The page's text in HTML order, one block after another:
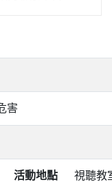
害
活動地點 視聽教